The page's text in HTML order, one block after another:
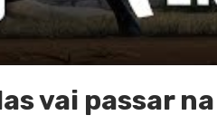
vai passar